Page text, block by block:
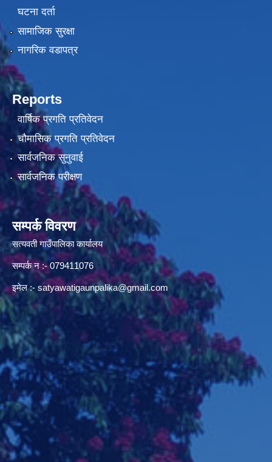
घटना दर्ता
सामाजिक सुरक्षा
नागरिक वडापत्र
Reports
वार्षिक प्रगति प्रतिवेदन
चौमासिक प्रगति प्रतिवेदन
सार्वजनिक सुनुवाई
सार्वजनिक परीक्षण
सम्पर्क विवरण
सत्यवती गाउँपालिका कार्यालय
सम्पर्क न‌ :- 079411076
इमेल :- satyawatigaunpalika@gmail.com